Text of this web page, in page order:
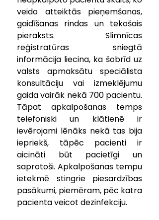
veido atteiktās pieņemšanas,
gaidīšanas rindas un tekošais
pieraksts. Slimnīcas
reģistratūras sniegtā
informācija liecina, ka šobrīd uz
valsts apmaksātu speciālista
konsultāciju vai izmeklējumu
gaida vairāk nekā 700 pacientu.
Tāpat apkalpošanas temps
telefoniski un klātienē ir
ievērojami lēnāks nekā tas bija
iepriekš, tāpēc pacienti ir
aicināti būt pacietīgi un
saprotoši. Apkalpošanas tempu
ietekmē stingrie piesardzības
pasākumi, piemēram, pēc katra
pacienta veicot dezinfekciju.